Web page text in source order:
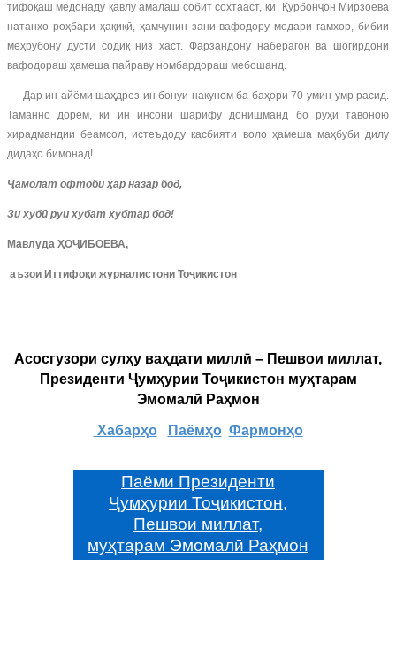
тифоқаш медонаду қавлу амалаш собит сохтааст, ки Қурбонҷон Мирзоева
натанҳо роҳбари ҳақиқӣ, ҳамчунин зани вафодору модари ғамхор, бибии
меҳрубону дӯсти содиқ низ ҳаст. Фарзандону наберагон ва шогирдони
вафодораш ҳамеша пайраву номбардораш мебошанд.
Дар ин айёми шаҳдрез ин бонуи накуном ба баҳори 70-умин умр расид.
Таманно дорем, ки ин инсони шарифу донишманд бо руҳи тавоною
хирадмандии беамсол, истеъдоду касбияти воло ҳамеша маҳбуби дилу
дидаҳо бимонад!
Ҷамолат офтоби ҳар назар бод,
Зи хубӣ рӯи хубат хубтар бод!
Мавлуда ҲОҶИБОЕВА,
аъзои Иттифоқи журналистони Тоҷикистон
Асосгузори сулҳу ваҳдати миллӣ – Пешвои миллат,
Президенти Ҷумҳурии Тоҷикистон муҳтарам
Эмомалӣ Раҳмон
Хабарҳо Паёмҳо Фармонҳо
Паёми Президенти
Ҷумҳурии Тоҷикистон,
Пешвои миллат,
муҳтарам Эмомалӣ Раҳмон